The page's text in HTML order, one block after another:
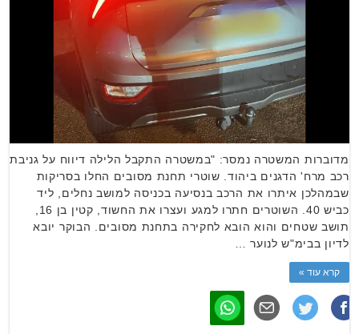
מדוברות המשטרה נמסר: "במשטרה התקבל הלילה דיווח על גניבת
רכב מרח' הדגנים ביהוד. שוטרי תחנת מסובים החלו בסריקות
שבמהלכן איתרו את הרכב בנסיעה בכניסה למושב נחלים, ליד
תושב שטחים והוא הובא לחקירה בתחנת מסובים. הבוקר יובא
לדיון בבימ"ש לנוער …
קרא עוד »